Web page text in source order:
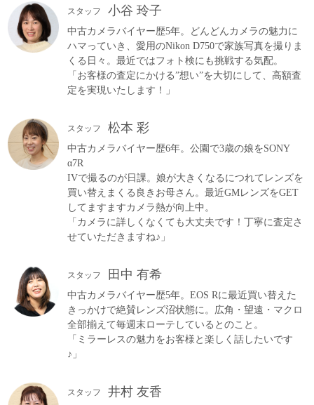
スタッフ 小谷 玲子
中古カメラバイヤー歴5年。どんどんカメラの魅力に
ハマっていき、愛用のNikon D750で家族写真を撮りま
くる日々。最近ではフォト検にも挑戦する気配。
「お客様の査定にかける”想い”を大切にして、高額査
定を実現いたします！」
スタッフ 松本 彩
中古カメラバイヤー歴6年。公園で3歳の娘をSONY
α7R
IVで撮るのが日課。娘が大きくなるにつれてレンズを
買い替えまくる良きお母さん。最近GMレンズをGET
してますますカメラ熱が向上中。
「カメラに詳しくなくても大丈夫です！丁寧に査定さ
せていただきますね♪」
スタッフ 田中 有希
中古カメラバイヤー歴5年。EOS Rに最近買い替えた
きっかけで絶賛レンズ沼状態に。広角・望遠・マクロ
全部揃えて毎週末ローテしているとのこと。
「ミラーレスの魅力をお客様と楽しく話したいです
♪」
スタッフ 井村 友香